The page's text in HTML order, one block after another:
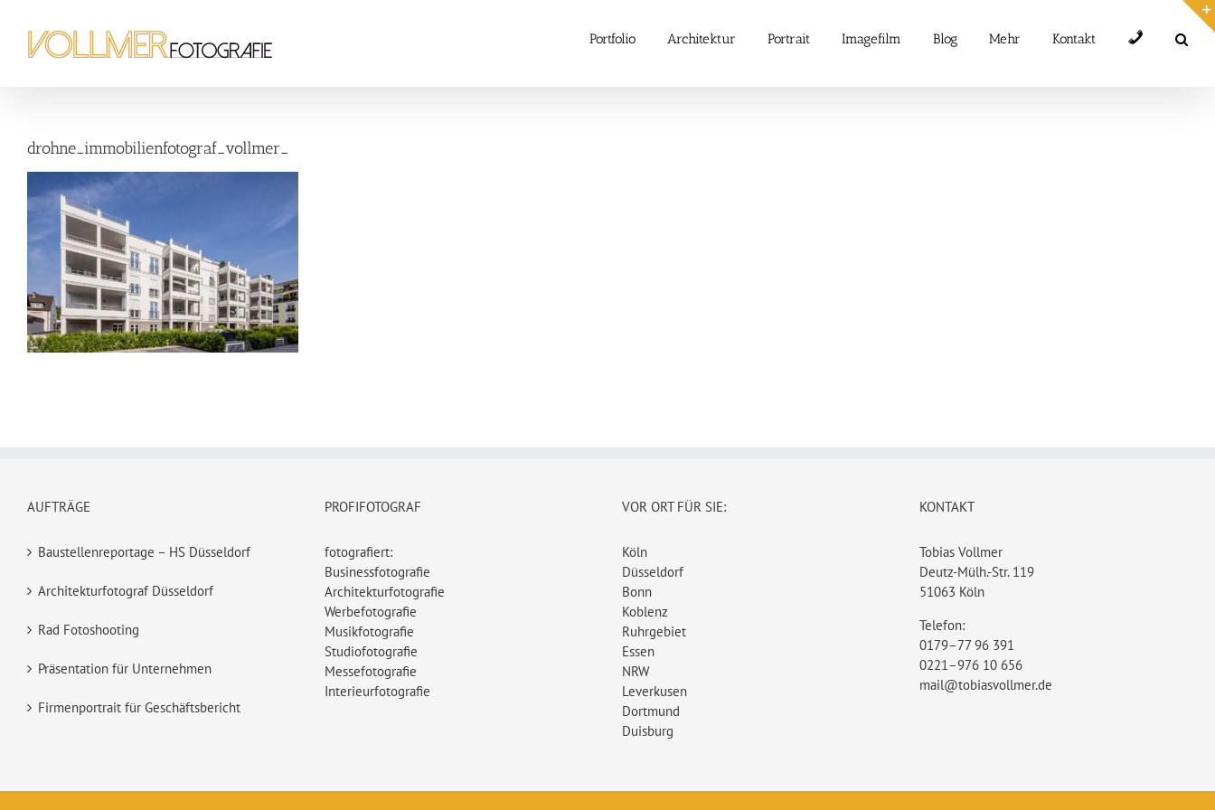
Inhalt
springen
Portfolio Architektur Portrait Imagefilm Blog Mehr Kontakt Telefon
drohne_immobilienfotograf_vollmer_
AUFTRÄGE
Baustellenreportage – HS Düsseldorf
Architekturfotograf Düsseldorf
Rad Fotoshooting
Präsentation für Unternehmen
Firmenportrait für Geschäftsbericht
PROFIFOTOGRAF
fotografiert:
Businessfotografie
Architekturfotografie
Werbefotografie
Musikfotografie
Studiofotografie
Messefotografie
Interieurfotografie
VOR ORT FÜR SIE:
Köln
Düsseldorf
Bonn
Koblenz
Ruhrgebiet
Essen
NRW
Leverkusen
Dortmund
Duisburg
KONTAKT
Tobias Vollmer
Deutz-Mülh.-Str. 119
51063 Köln
Telefon:
0179–77 96 391
0221–976 10 656
mail@tobiasvollmer.de